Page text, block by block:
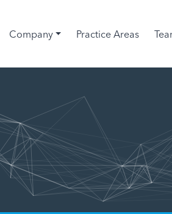
Company Practice Areas